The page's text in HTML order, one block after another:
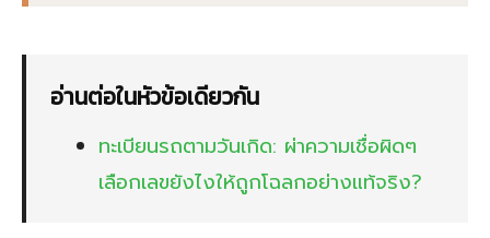
อ่านต่อในหัวข้อเดียวกัน
ทะเบียนรถตามวันเกิด: ผ่าความเชื่อผิดๆ
เลือกเลขยังไงให้ถูกโฉลกอย่างแท้จริง?